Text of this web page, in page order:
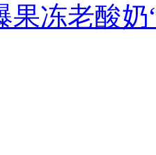
不公正
果冻老酸